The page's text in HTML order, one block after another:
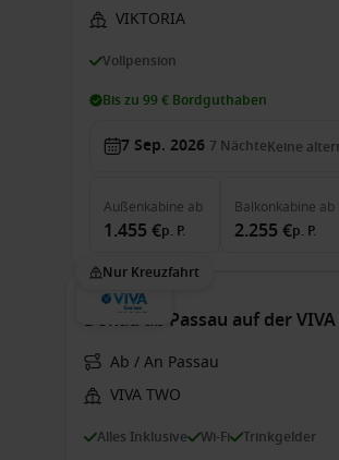
VIKTORIA
Vollpension
Bis zu 99 € Bordguthaben
7 Sep. 2026 7 NächteKeine
Außenkabine ab
1.455 €p. P.
Balkonkabine ab
2.255 €p. P.
Nur Kreuzfahrt
Donau ab Passau auf der VIVA
Ab / An Passau
VIVA TWO
Alles Inklusive Wi-Fi Trinkgelder